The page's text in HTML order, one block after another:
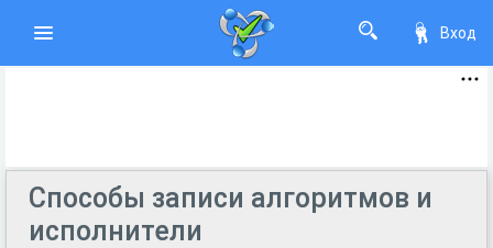
Вход
Способы записи алгоритмов и
исполнители